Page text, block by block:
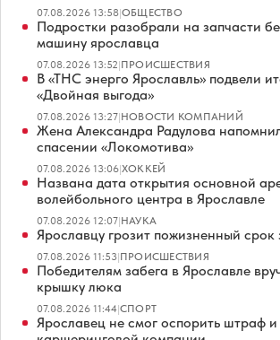
07.08.2026 13:58|ОБЩЕСТВО
Подростки разобрали на запчасти
машину ярославца
07.08.2026 13:52|ПРОИСШЕСТВИЯ
В «ТНС энерго Ярославль» подвели
«Двойная выгода»
07.08.2026 13:27|НОВОСТИ КОМПАНИЙ
Жена Александра Радулова
спасении «Локомотива»
07.08.2026 13:06|ХОККЕЙ
Названа дата открытия основной
волейбольного центра в Ярославле
07.08.2026 12:07|НАУКА
Ярославцу грозит пожизненный срок
07.08.2026 11:53|ПРОИСШЕСТВИЯ
Победителям забега в Ярославле
крышку люка
07.08.2026 11:44|СПОРТ
Ярославец не смог оспорить штраф и